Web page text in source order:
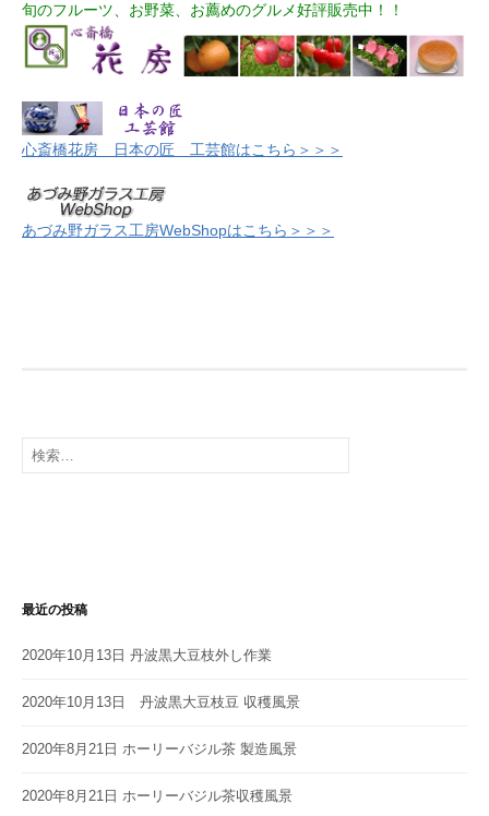
旬のフルーツ、お野菜、お薦めのグルメ好評販売中！！
心斎橋花房 日本の匠 工芸館はこちら＞＞＞
あづみ野ガラス工房WebShopはこちら＞＞＞
検
索:
最近の投稿
2020年10月13日 丹波黒大豆枝外し作業
2020年10月13日 丹波黒大豆枝豆 収穫風景
2020年8月21日 ホーリーバジル茶 製造風景
2020年8月21日 ホーリーバジル茶収穫風景